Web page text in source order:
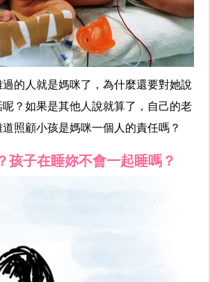
的人就是媽咪了，為什麼還要對她說
？如果是其他人說就算了，自己的老
照顧小孩是媽咪一個人的責任嗎？
孩子在睡妳不會一起睡嗎？